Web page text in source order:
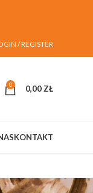
/ REGISTER
0 0,00 ZŁ
KONTAKT